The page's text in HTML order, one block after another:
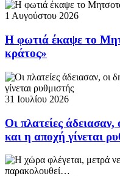
1 Αυγούστου 2026
Η φωτιά έκαψε το
κράτος»
31 Ιουλίου 2026
Οι πλατείες
και η αποχή γίνεται